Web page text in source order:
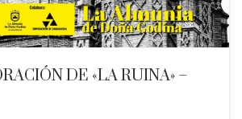
DE «LA RUINA» –